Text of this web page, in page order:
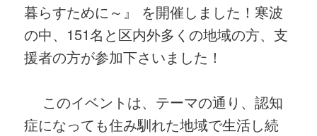
暮らすために～』 を開催しました！寒波
の中、151名と区内外多くの地域の方、支
援者の方が参加下さいました！
このイベントは、テーマの通り、認知
症になっても住み馴れた地域で生活し続